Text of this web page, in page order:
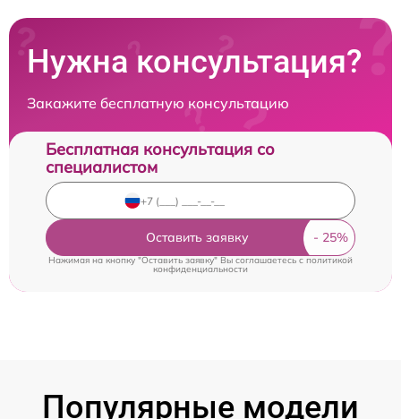
Нужна консультация?
Закажите бесплатную консультацию
Бесплатная консультация со
специалистом
Оставить заявку
Нажимая на кнопку "Оставить заявку" Вы соглашаетесь c политикой
конфиденциальности
Популярные модели